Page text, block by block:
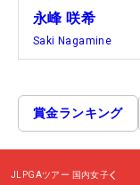
永峰 咲希
Saki Nagamine
賞金ランキング
JLPGAツアー 国内女子